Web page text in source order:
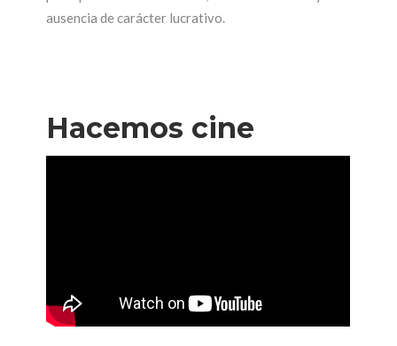
ausencia de carácter lucrativo.
Hacemos cine